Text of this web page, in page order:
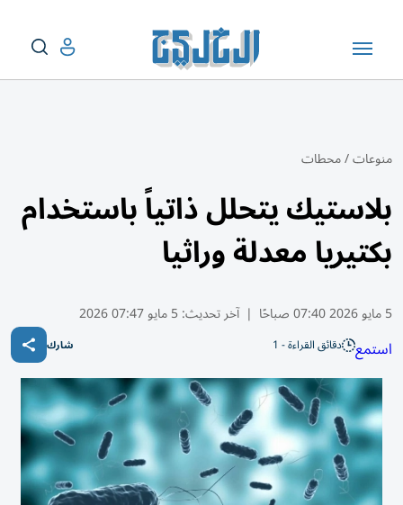
منوعات/محطات
بلاستيك يتحلل ذاتياً باستخدام
بكتيريا معدلة وراثيا
5 مايو 2026 07:40 صباحًا | آخر تحديث:5 مايو 07:47 2026
استمع دقائق القراءة - 1 شارك